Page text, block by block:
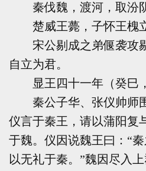
秦伐魏，渡河，取汾阴
楚威王薨，子怀王槐立
宋公剔成之弟偃袭攻
自立为君。
显王四十一年（癸巳，
秦公子华、张仪帅师
仪言于秦王，请以蒲阳复
于魏。仪因说魏王曰：“
以无礼于秦。”魏因尽入